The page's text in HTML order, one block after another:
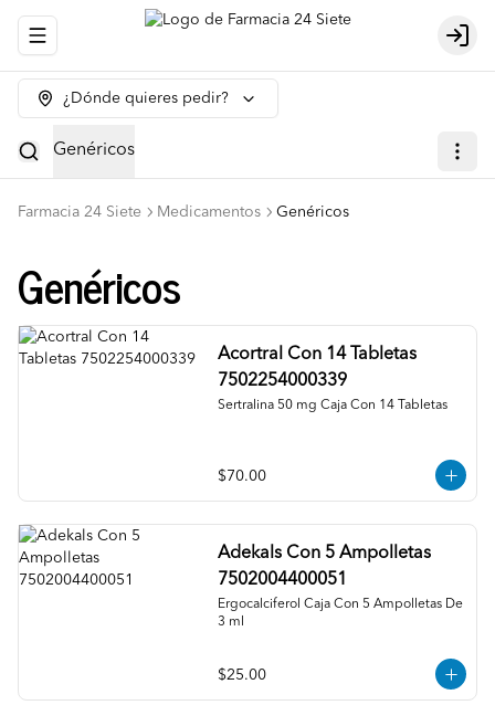
Abrir menu de navegación
¿Dónde quieres pedir?
Genéricos
Farmacia 24 Siete Medicamentos Genéricos
Genéricos
Acortral Con 14 Tabletas
7502254000339
Sertralina 50 mg Caja Con 14 Tabletas
$70.00
Adekals Con 5 Ampolletas
7502004400051
Ergocalciferol Caja Con 5 Ampolletas De
3 ml
$25.00